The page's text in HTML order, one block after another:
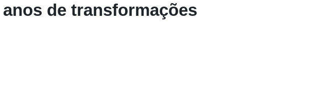
anos de transformações